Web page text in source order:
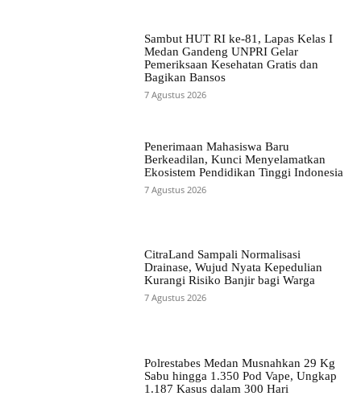
Sambut HUT RI ke-81, Lapas Kelas I
Medan Gandeng UNPRI Gelar
Pemeriksaan Kesehatan Gratis dan
Bagikan Bansos
7 Agustus 2026
Penerimaan Mahasiswa Baru
Berkeadilan, Kunci Menyelamatkan
Ekosistem Pendidikan Tinggi Indonesia
7 Agustus 2026
CitraLand Sampali Normalisasi
Drainase, Wujud Nyata Kepedulian
Kurangi Risiko Banjir bagi Warga
7 Agustus 2026
Polrestabes Medan Musnahkan 29 Kg
Sabu hingga 1.350 Pod Vape, Ungkap
1.187 Kasus dalam 300 Hari